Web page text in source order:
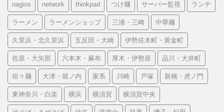
nagios network thinkpad つけ麺 サーバー監視 ランチ
ラーメン ラーメンショップ 三浦・三崎 中華麺
久里浜・北久里浜 五反田・大崎 伊勢佐木町・黄金町
佐原・大矢部 六本木・麻布 厚木・伊勢原 品川・大井町
坦々麺 大津・堀ノ内 家系 川崎 戸塚 新橋・虎ノ門
東神奈川・白楽 横浜 横須賀 横須賀中央